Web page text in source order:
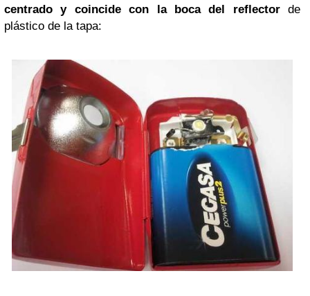
centrado y coincide con la boca del reflectorde
plástico de la tapa: